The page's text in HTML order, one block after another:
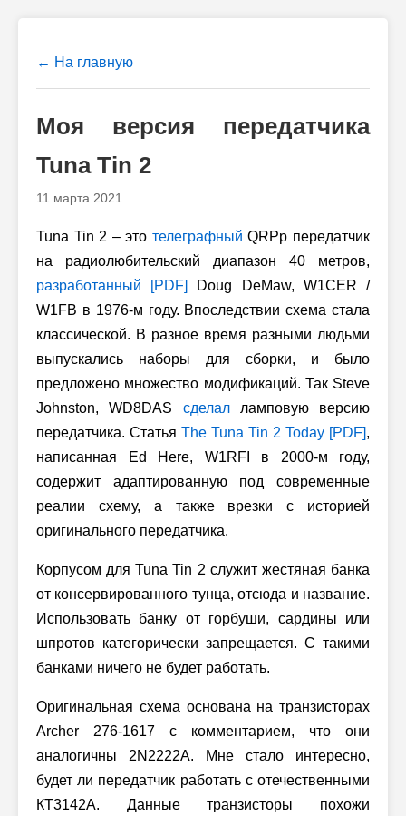
← На главную
Моя версия передатчика
Tuna Tin 2
11 марта 2021
Tuna Tin 2 – это телеграфный QRPp передатчик
на радиолюбительский диапазон 40 метров,
разработанный [PDF]
Doug DeMaw, W1CER /
W1FB в 1976-м году. Впоследствии схема стала
классической. В разное время разными людьми
выпускались наборы для сборки, и было
предложено множество модификаций. Так Steve
Johnston, WD8DAS сделалламповую версию
передатчика. Статья The Tuna Tin 2 Today [PDF],
написанная Ed Here, W1RFI в 2000-м году,
содержит адаптированную под современные
реалии схему, а также врезки с историей
оригинального передатчика.
Корпусом для Tuna Tin 2 служит жестяная банка
от консервированного тунца, отсюда и название.
Использовать банку от горбуши, сардины или
шпротов категорически запрещается. С такими
банками ничего не будет работать.
Оригинальная схема основана на транзисторах
Archer 276-1617 с комментарием, что они
аналогичны 2N2222A. Мне стало интересно,
будет ли передатчик работать с отечественными
КТ3142A. Данные транзисторы похожи